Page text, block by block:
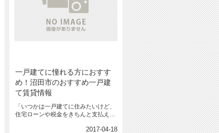
一戸建てに憧れる方におすす
め！沼田市のおすすめ一戸建
て賃貸情報
「いつかは一戸建てに住みたいけど、
住宅ローンや税金をきちんと支払える
2017-04-18